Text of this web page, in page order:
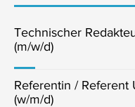
Technischer
(m/w/d)
Referentin / Referent
(w/m/d)